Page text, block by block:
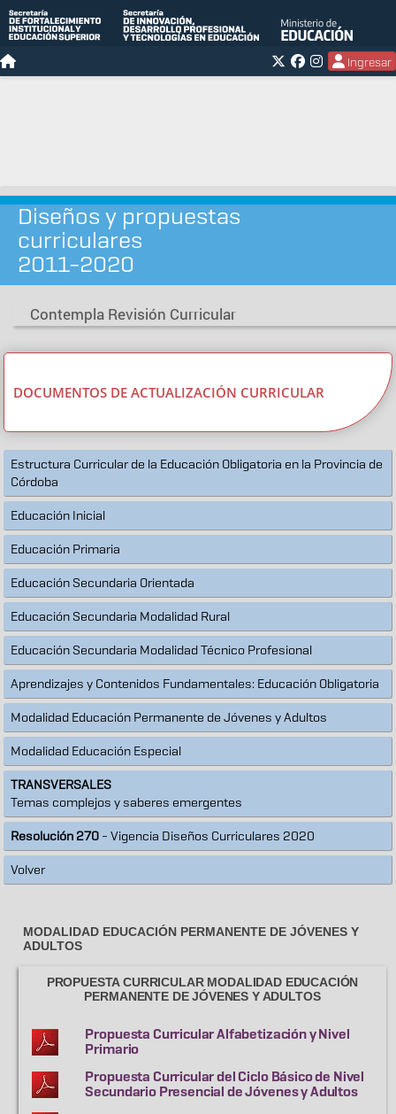
Ingresar
Diseños y propuestas
curriculares
2011-2020
Contempla Revisión Curricular
DOCUMENTOS DE ACTUALIZACIÓN CURRICULAR
Estructura Curricular de la Educación Obligatoria en la Provincia de
Córdoba
Educación Inicial
Educación Primaria
Educación Secundaria Orientada
Educación Secundaria Modalidad Rural
Educación Secundaria Modalidad Técnico Profesional
Aprendizajes y Contenidos Fundamentales: Educación Obligatoria
Modalidad Educación Permanente de Jóvenes y Adultos
Modalidad Educación Especial
TRANSVERSALES
Temas complejos y saberes emergentes
Resolución 270 - Vigencia Diseños Curriculares 2020
Volver
MODALIDAD EDUCACIÓN PERMANENTE DE JÓVENES Y
ADULTOS
PROPUESTA CURRICULAR MODALIDAD EDUCACIÓN
PERMANENTE DE JÓVENES Y ADULTOS
Propuesta Curricular Alfabetización y Nivel
Primario
Propuesta Curricular del Ciclo Básico de Nivel
Secundario Presencial de Jóvenes y Adultos